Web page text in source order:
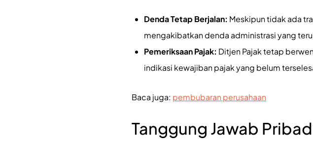
Denda Tetap Berjalan: Meskipun tidak ada
mengakibatkan denda administrasi yang
Pemeriksaan Pajak: Ditjen Pajak tetap
indikasi kewajiban pajak yang belum
Baca juga: pembubaran perusahaan
Tanggung Jawab